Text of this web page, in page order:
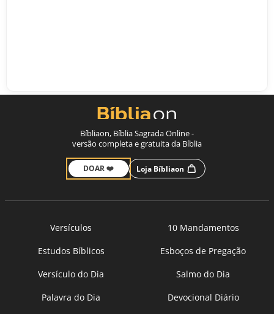
Bíbliaon, Bíblia Sagrada Online -
versão completa e gratuita da Bíblia
DOAR ❤️ Loja Bíbliaon
Versículos
10 Mandamentos
Estudos Bíblicos
Esboços de Pregação
Versículo do Dia
Salmo do Dia
Palavra do Dia
Devocional Diário